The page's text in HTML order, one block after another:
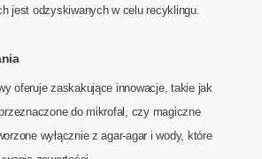
jest odzyskiwanych w celu recyklingu.
oferuje zaskakujące innowacje, takie jak
do mikrofal, czy magiczne
wyłącznie z agar-agar i wody, które